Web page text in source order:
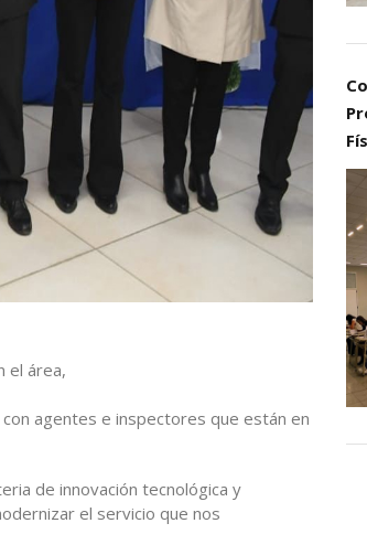
el área,
agentes e inspectores que están en
de innovación tecnológica y
el servicio que nos